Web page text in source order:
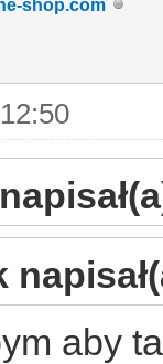
shop.com
aby